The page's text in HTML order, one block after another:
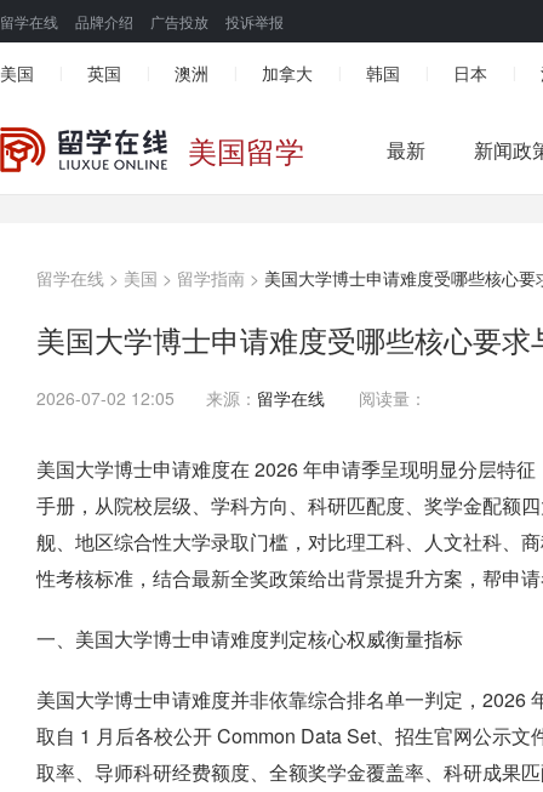
留学在线 品牌介绍 广告投放 投诉举报
美国 英国 澳洲 加拿大 韩国 日本
美国留学 最新 新闻政
留学在线 > 美国 > 留学指南 > 美国大学博士申请难度受哪些核心
美国大学博士申请难度受哪些核心要
2026-07-02 12:05 来源： 留学在线 阅读量：
美国大学博士申请难度在 2026 年申请季呈现明显分层特
手册，从院校层级、学科方向、科研匹配度、奖学金配额
舰、地区综合性大学录取门槛，对比理工科、人文社科、
性考核标准，结合最新全奖政策给出背景提升方案，帮申
一、美国大学博士申请难度判定核心权威衡量指标
美国大学博士申请难度并非依靠综合排名单一判定，2026
取自 1 月后各校公开 Common Data Set、招生官网公示
取率、导师科研经费额度、全额奖学金覆盖率、科研成果